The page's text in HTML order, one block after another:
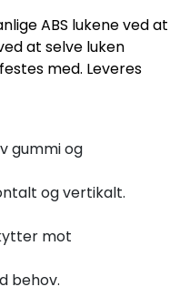
ABS lukene ved at
at selve luken
med. Leveres
gummi og
og vertikalt.
mot
behov.